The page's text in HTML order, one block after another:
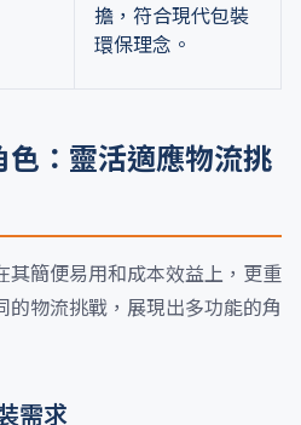
擔，符合現代包裝
環保理念。
：靈活適應物流挑
其簡便易用和成本效益上，更重
的物流挑戰，展現出多功能的角
需求